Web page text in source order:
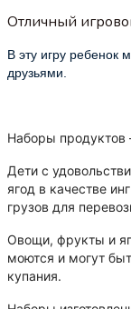
Отличный
В эту игру ребенок
друзьями.
Наборы продуктов
Дети с
ягод в качестве
грузов для
Овощи, фрукты и
моются и могут
купания.